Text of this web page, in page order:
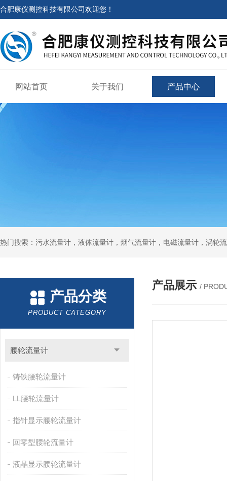
合肥康仪测控科技有限公司欢迎您！
网站首页 关于我们 产品中心
产品分类
PRODUCT CATEGORY
腰轮流量计
铸铁腰轮流量计
LL腰轮流量计
指针显示腰轮流量计
回零型腰轮流量计
液晶显示腰轮流量计
产品展示 /